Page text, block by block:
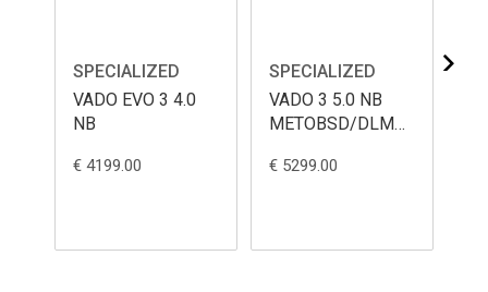
SPECIALIZED
VADO EVO 3 4.0
NB
€ 4199.00
SPECIALIZED
VADO 3 5.0 NB
METOBSD/DLMMET/
€ 5299.00